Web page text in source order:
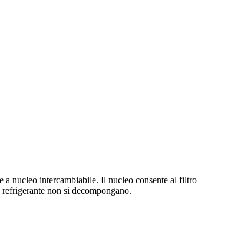
nucleo intercambiabile. Il nucleo consente al filtro
non si decompongano.